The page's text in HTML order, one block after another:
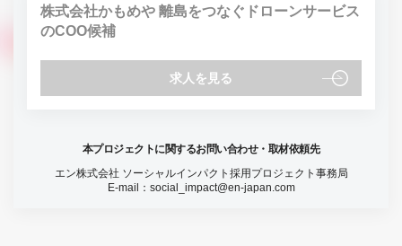
株式会社かもめや 離島をつなぐドローンサービス
のCOO候補
求人を見る
本プロジェクトに関するお問い合わせ・取材依頼先
エン株式会社 ソーシャルインパクト採用プロジェクト事務局
E-mail： social_impact@en-japan.com